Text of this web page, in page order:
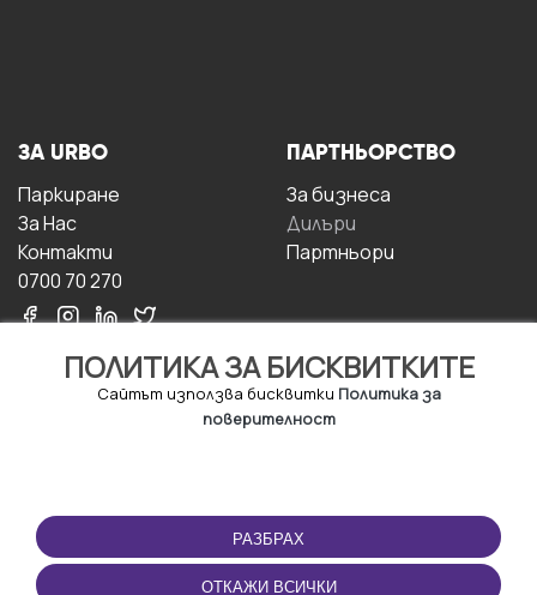
ПОЛИТИКА ЗА БИСКВИТКИТЕ
Сайтът използва бисквитки Политика за
поверителност
РАЗБРАХ
ОТКАЖИ ВСИЧКИ
ЗА URBO
Паркиране
За Hас
Контакти
0700 70 270
ПАРТНЬОРСТВО
За бизнесa
Дилъри
Партньори
ПОЛЗВАНЕ
Правила и условия за
ползване
ПРИЛОЖЕНИЕТО